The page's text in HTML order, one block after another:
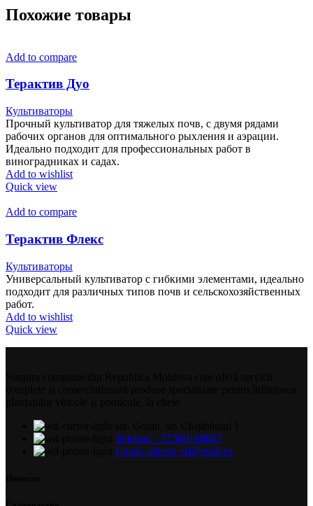
Похожие товары
Add to compare
Терактив Дуо
Культиваторы
Прочный культиватор для тяжелых почв, с двумя рядами
рабочих органов для оптимального рыхления и аэрации.
Идеально подходит для профессиональных работ в
виноградниках и садах.
Add to wishlist
Quick view
Add to compare
Терактив Флекс
Культиваторы
Универсальный культиватор с гибкими элементами, идеально
подходит для различных типов почв и сельскохозяйственных
работ.
Add to wishlist
Quick view
Telefon: +37360188887
Email: dilexis_srl@mail.ru